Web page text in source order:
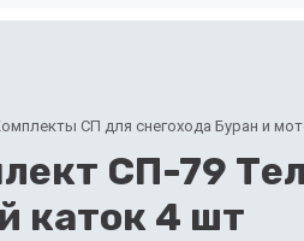
СП для снегохода Буран и
СП-79
каток 4 шт